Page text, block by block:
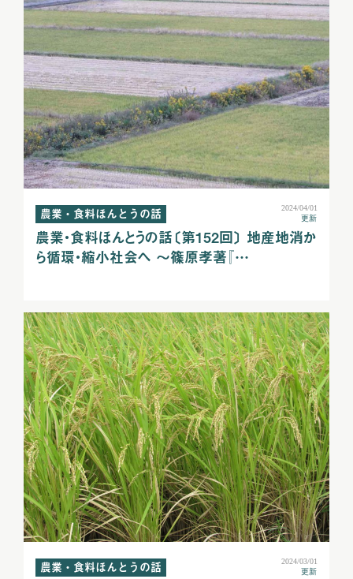
農業・食料ほんとうの話
2024/04/01
更新
農業・食料ほんとうの話〔第152回〕 地産地消か
ら循環・縮小社会へ ～篠原孝著『…
農業・食料ほんとうの話
2024/03/01
更新